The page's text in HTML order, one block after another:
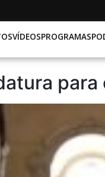
VÍDEOSPROGRAMAS